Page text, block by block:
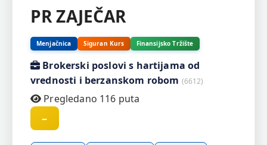
PR ZAJEČAR
Menjačnica Siguran Kurs Finansijsko Tržište
Brokerski poslovi s hartijama od
vrednosti i berzanskom robom (6612)
Pregledano 116 puta
–